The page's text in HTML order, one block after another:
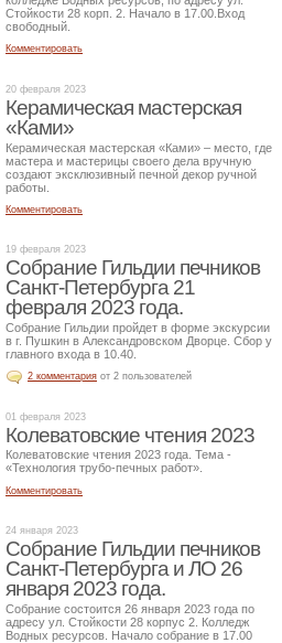
Стойкости 28 корп. 2. Начало в 17.00.Вход
свободный.
Комментировать
20 февраля 2023
Керамическая мастерская
«Ками»
Керамическая мастерская «Ками» – место, где
мастера и мастерицы своего дела вручную
создают эксклюзивный печной декор ручной
работы.
Комментировать
19 февраля 2023
Собрание Гильдии печников
Санкт-Петербурга 21
февраля 2023 года.
Собрание Гильдии пройдет в форме экскурсии
в г. Пушкин в Александровском Дворце. Сбор у
главного входа в 10.40.
2 комментария от 2 пользователей
01 февраля 2023
Колеватовские чтения 2023
Колеватовские чтения 2023 года. Тема -
«Технология трубо-печных работ».
Комментировать
24 января 2023
Собрание Гильдии печников
Санкт-Петербурга и ЛО 26
января 2023 года.
Собрание состоится 26 января 2023 года по
адресу ул. Стойкости 28 корпус 2. Колледж
Водных ресурсов. Начало собрание в 17.00